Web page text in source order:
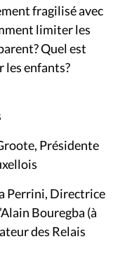
fragilisé avec
limiter les
Quel est
les enfants?
Présidente
Perrini, Directrice
Bouregba (à
des Relais